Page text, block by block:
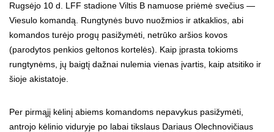
Rugsėjo 10 d. LFF stadione Viltis B namuose priėmė svečius —
Viesulo komandą. Rungtynės buvo nuožmios ir atkaklios, abi
komandos turėjo progų pasižymėti, netrūko aršios kovos
(parodytos penkios geltonos kortelės). Kaip įprasta tokioms
rungtynėms, jų baigtį dažnai nulemia vienas įvartis, kaip atsitiko ir
šioje akistatoje.
Per pirmąjį kėlinį abiems komandoms nepavykus pasižymėti,
antrojo kėlinio viduryje po labai tikslaus Dariaus Olechnovičiaus